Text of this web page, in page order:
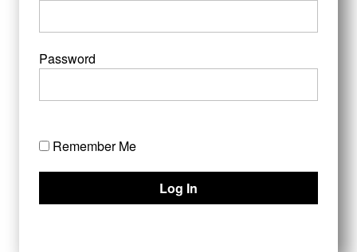
Password
Remember Me